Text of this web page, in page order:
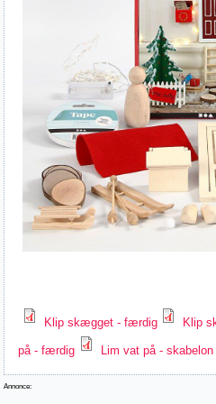
Klip skægget - færdig Klip
på - færdig Lim vat på - skabelon
Annonce: